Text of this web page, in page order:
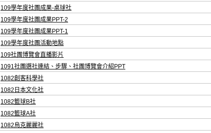
109學年度社團成果-桌球社
109學年度社團成果PPT-2
109學年度社團成果PPT-1
109學年度社團活動地點
109社團博覽會直播影片
1091社團選社連結、步驟、社團博覽會介紹PPT
1082創客科學社
1082日本文化社
1082籃球B社
1082籃球A社
1082烏克麗麗社